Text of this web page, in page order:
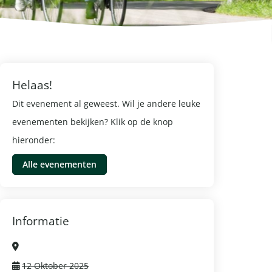
Helaas!
Dit evenement al geweest. Wil je andere leuke
evenementen bekijken? Klik op de knop
hieronder:
Alle evenementen
Informatie
12 Oktober 2025